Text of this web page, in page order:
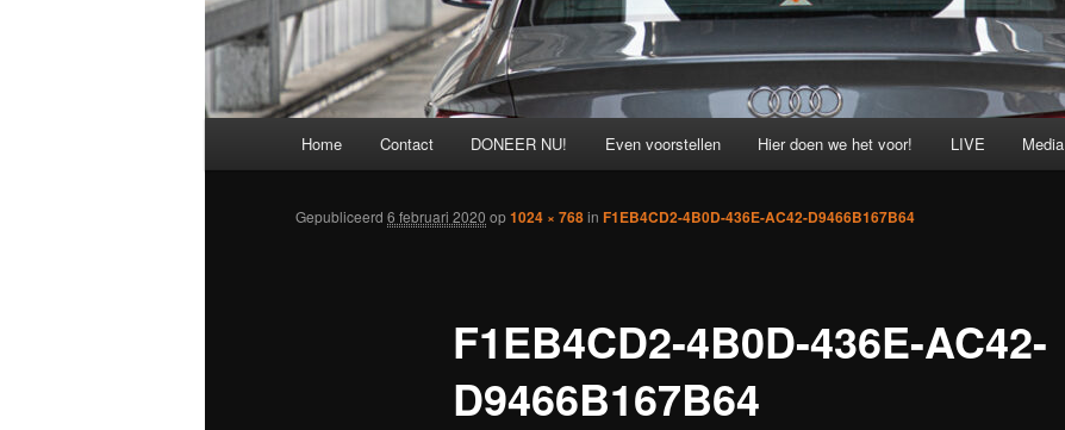
Home Contact DONEER NU! Even voorstellen Hier doen we het voor! LIVE Media
F1EB4CD2-4B0D-436E-AC42-
D9466B167B64
Gepubliceerd 6 februari 2020 op1024 × 768in F1EB4CD2-4B0D-436E-AC42-D9466B167B64